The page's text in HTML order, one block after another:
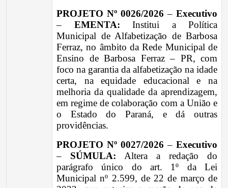
PROJETO Nº 0026/2026 – Executivo
– EMENTA: Institui a Política
Municipal de Alfabetização de Barbosa
Ferraz, no âmbito da Rede Municipal de
Ensino de Barbosa Ferraz – PR, com
foco na garantia da alfabetização na idade
certa, na equidade educacional e na
melhoria da qualidade da aprendizagem,
em regime de colaboração com a União e
o Estado do Paraná, e dá outras
providências.
PROJETO Nº 0027/2026 – Executivo
– SÚMULA: Altera a redação do
parágrafo único do art. 1º da Lei
Municipal nº 2.599, de 22 de março de